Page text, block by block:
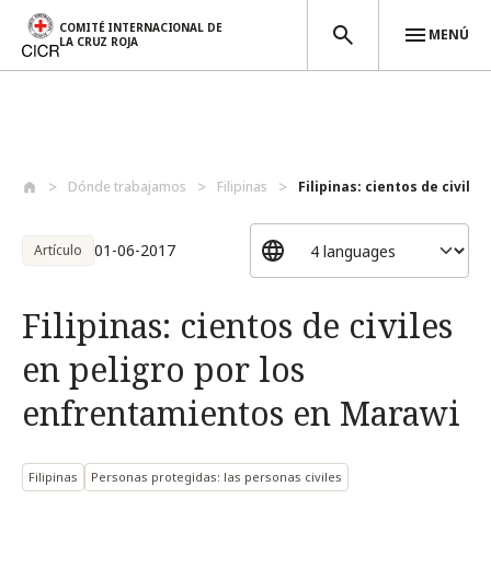
COMITÉ INTERNACIONAL DE
LA CRUZ ROJA
MENÚ
Dónde trabajamos Filipinas Filipinas: cientos de
Artículo 01-06-2017
Filipinas: cientos de civiles
en peligro por los
enfrentamientos en Marawi
Filipinas Personas protegidas: las personas civiles